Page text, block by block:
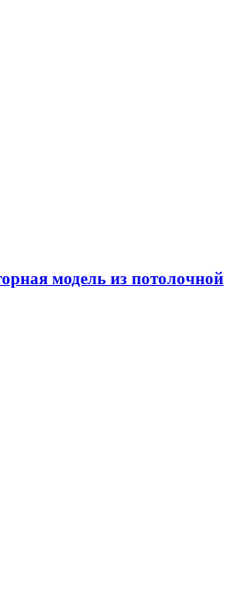
модель из потолочной